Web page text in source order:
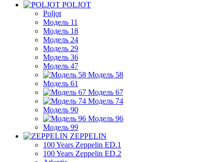
POLJOT
Poljot
Модель 11
Модель 18
Модель 24
Модель 29
Модель 36
Модель 47
Модель 58
Модель 61
Модель 67
Модель 74
Модель 90
Модель 96
Модель 99
ZEPPELIN
100 Years Zeppelin ED.1
100 Years Zeppelin ED.2